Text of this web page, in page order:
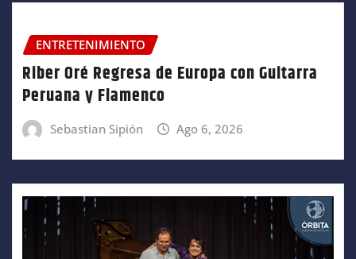
ENTRETENIMIENTO
Riber Oré Regresa de Europa con Guitarra
Peruana y Flamenco
Sebastian Sipión Ago 6, 2026